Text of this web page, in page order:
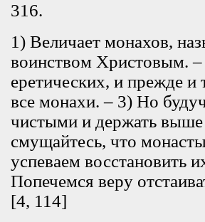
316.
1) Величает монахов,
воинством Христовым. –
еретических, и прежде и
все монахи. – 3) Но
чистыми и держать выше
смущайтесь, что
успеваем восстановить
Попечемся веру
[4, 114]